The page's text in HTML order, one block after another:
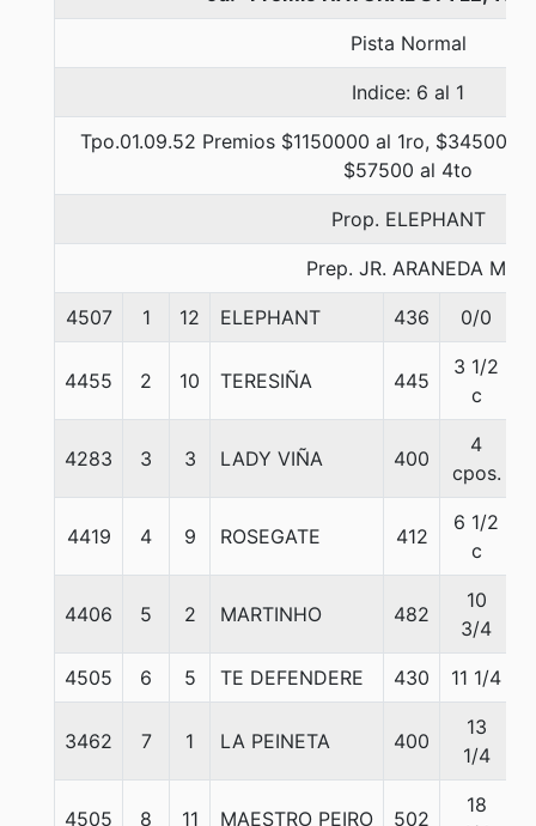
Pista Normal
Indice: 6 al 1
Tpo.01.09.52 Premios $1150000 al 1ro, $345000
$57500 al 4to
Prop. ELEPHANT
Prep. JR. ARANEDA M.
4507 1 12 ELEPHANT 436 0/0
4455 2 10 TERESIÑA 445
3 1/2
c
4283 3 3 LADY VIÑA 400
4
cpos.
4419 4 9 ROSEGATE 412
6 1/2
c
4406 5 2 MARTINHO 482
10
3/4
4505 6 5 TE DEFENDERE 430 11 1/4
3462 7 1 LA PEINETA 400
13
1/4
4505 8 11 MAESTRO PEIRO 502
18